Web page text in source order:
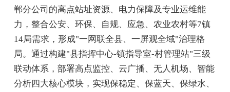
郸分公司的高点站址资源、电力保障及专业运维能
力，整合公安、环保、自规、应急、农业农村等7镇
14局需求，形成"一网联全县、一屏观全域"治理格
局。通过构建"县指挥中心-镇指导室-村管理站"三级
联动体系，部署高点监控、云广播、无人机场、智能
分析四大核心模块，实现保稳定、保蓝天、保绿水、